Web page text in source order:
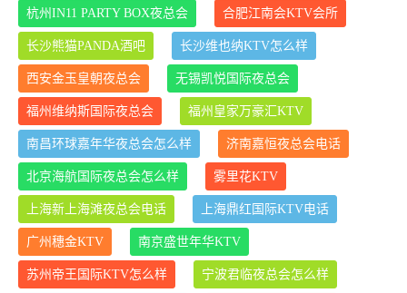
杭州IN11 PARTY BOX夜总会 合肥江南会KTV会所
长沙熊猫PANDA酒吧 长沙维也纳KTV怎么样
西安金玉皇朝夜总会 无锡凯悦国际夜总会
福州维纳斯国际夜总会 福州皇家万豪汇KTV
南昌环球嘉年华夜总会怎么样 济南嘉恒夜总会电话
北京海航国际夜总会怎么样 雾里花KTV
上海新上海滩夜总会电话 上海鼎红国际KTV电话
广州穗金KTV 南京盛世年华KTV
苏州帝王国际KTV怎么样 宁波君临夜总会怎么样